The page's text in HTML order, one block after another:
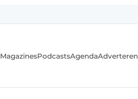
MagazinesPodcastsAgendaAdverteren